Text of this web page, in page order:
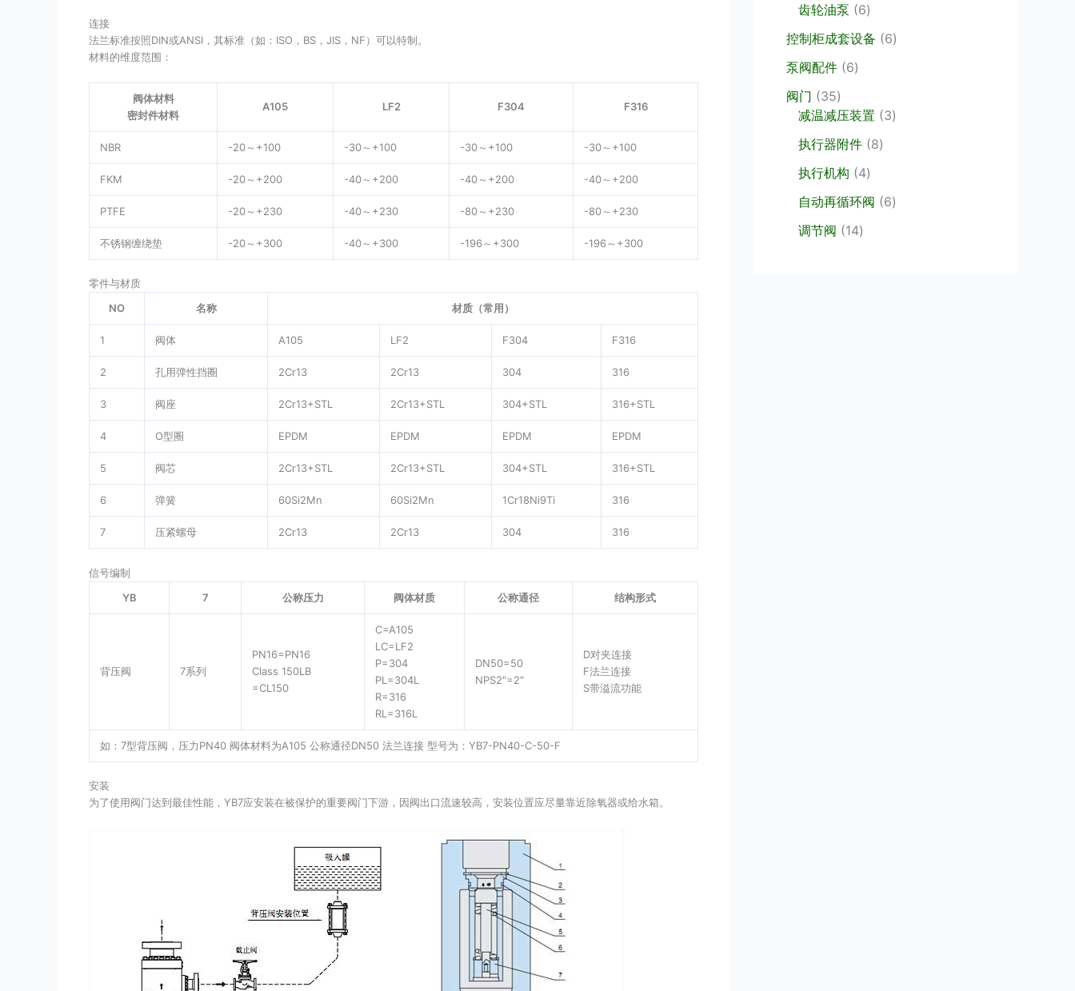
连接
法兰标准按照DIN或ANSI，其标准（如：ISO，BS，JIS，NF）可以特制。
材料的维度范围：
阀体材料
密封件材料
A105 LF2 F304 F316
NBR -20～+100 -30～+100 -30～+100 -30～+100
FKM -20～+200 -40～+200 -40～+200 -40～+200
PTFE -20～+230 -40～+230 -80～+230 -80～+230
不锈钢缠绕垫 -20～+300 -40～+300 -196～+300 -196～+300
零件与材质
NO
名称 材质（常用）
1 阀体 A105 LF2 F304 F316
2 孔用弹性挡圈 2Cr13 2Cr13 304 316
3 阀座 2Cr13+STL 2Cr13+STL 304+STL 316+STL
4 O型圈 EPDM EPDM EPDM EPDM
5 阀芯 2Cr13+STL 2Cr13+STL 304+STL 316+STL
6 弹簧 60Si2Mn 60Si2Mn 1Cr18Ni9Ti 316
7 压紧螺母 2Cr13 2Cr13 304 316
信号编制
YB
7 公称压力 阀体材质 公称通径 结构形式
背压阀 7系列
PN16=PN16
Class 150LB
=CL150
C=A105
LC=LF2
P=304
PL=304L
R=316
RL=316L
DN50=50
NPS2″=2″
D对夹连接
F法兰连接
S带溢流功能
如：7型背压阀，压力PN40 阀体材料为A105 公称通径DN50 法兰连接 型号为：YB7-PN40-C-50-F
安装
为了使用阀门达到最佳性能，YB7应安装在被保护的重要阀门下游，因阀出口流速较高，安装位置应尽量靠近除氧器或给水箱。
品
产
品
齿轮油泵 66
产
控制柜成套设备 66
泵阀配件 66
产
品
阀门 353
5
产
品
减温减压装置 33
执行器附件 88
品
执行机构 44
产
自动再循环阀 66
调节阀 141